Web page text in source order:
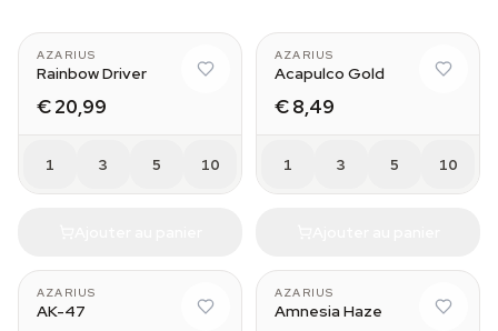
AZARIUS
Rainbow Driver
€ 20,99
1 3 5 10
AZARIUS
Acapulco Gold
€ 8,49
1 3 5 10
AZARIUS
AK-47
AZARIUS
Amnesia Haze